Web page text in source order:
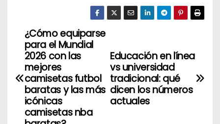
N
v
Educación en línea
vs universidad
tradicional: qué
dicen los números
actuales
¿Cómo equiparse
para el Mundial
2026 con las
mejores
camisetas futbol
baratas y las más
icónicas
camisetas nba